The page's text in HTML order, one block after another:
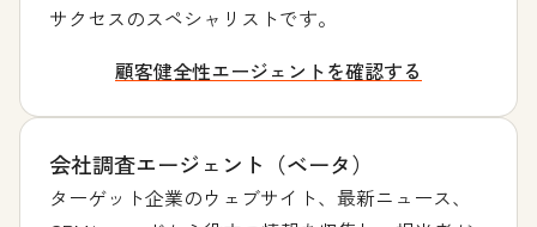
サクセスのスペシャリストです。
顧客健全性エージェントを確認する
会社調査エージェント（ベータ）
ターゲット企業のウェブサイト、最新ニュース、